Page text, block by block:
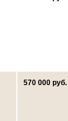
570 000 руб.